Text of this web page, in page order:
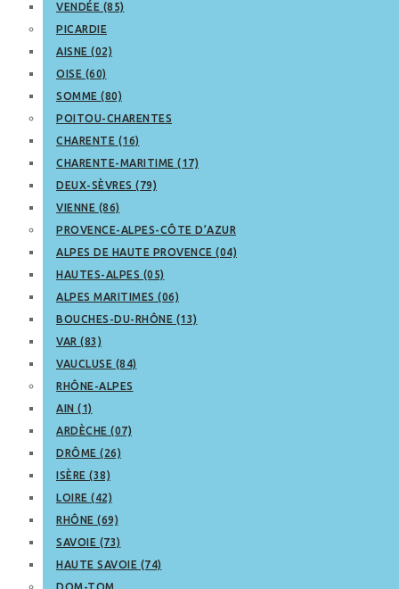
VENDÉE (85)
PICARDIE
AISNE (02)
OISE (60)
SOMME (80)
POITOU-CHARENTES
CHARENTE (16)
CHARENTE-MARITIME (17)
DEUX-SÈVRES (79)
VIENNE (86)
PROVENCE-ALPES-CÔTE D’AZUR
ALPES DE HAUTE PROVENCE (04)
HAUTES-ALPES (05)
ALPES MARITIMES (06)
BOUCHES-DU-RHÔNE (13)
VAR (83)
VAUCLUSE (84)
RHÔNE-ALPES
AIN (1)
ARDÈCHE (07)
DRÔME (26)
ISÈRE (38)
LOIRE (42)
RHÔNE (69)
SAVOIE (73)
HAUTE SAVOIE (74)